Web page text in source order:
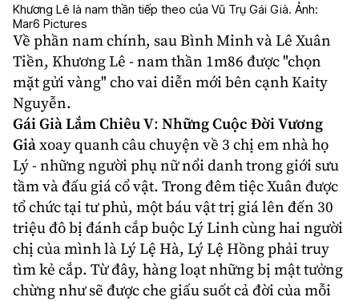
Khương Lê là nam thần tiếp theo của Vũ Trụ Gái Già. Ảnh:
Mar6 Pictures
Về phần nam chính, sau Bình Minh và Lê Xuân
Tiền, Khương Lê - nam thần 1m86 được "chọn
mặt gửi vàng" cho vai diễn mới bên cạnh Kaity
Nguyễn.
Gái Già Lắm Chiêu V: Những Cuộc Đời Vương
Giảxoay quanh câu chuyện về 3 chị em nhà họ
Lý - những người phụ nữ nổi danh trong giới sưu
tầm và đấu giá cổ vật. Trong đêm tiệc Xuân được
tổ chức tại tư phủ, một báu vật trị giá lên đến 30
triệu đô bị đánh cắp buộc Lý Linh cùng hai người
chị của mình là Lý Lệ Hà, Lý Lệ Hồng phải truy
tìm kẻ cắp. Từ đây, hàng loạt những bị mật tưởng
chừng như sẽ được che giấu suốt cả đời của mỗi